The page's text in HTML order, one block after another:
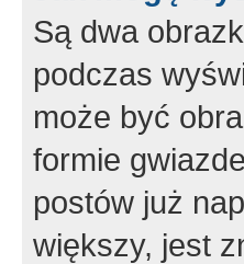
Są dwa
podczas
może być
formie
postów już
większy, jest